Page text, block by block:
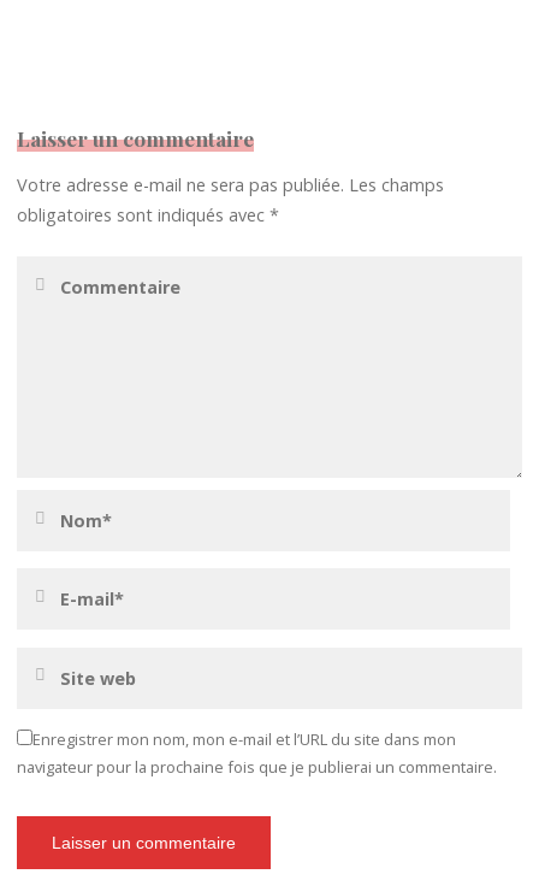
Laisser un commentaire
Votre adresse e-mail ne sera pas publiée. Les champs
obligatoires sont indiqués avec*
Enregistrer mon nom, mon e-mail et l’URL du site dans mon
navigateur pour la prochaine fois que je publierai un commentaire.